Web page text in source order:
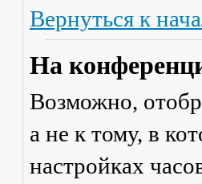
Вернуться к
На
Возможно,
а не к тому, в
настройках